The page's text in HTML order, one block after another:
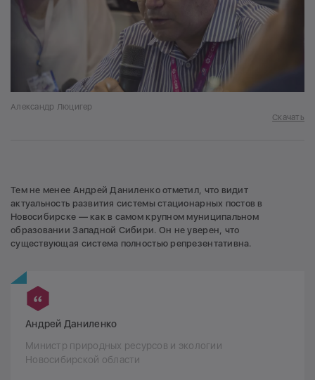
Александр Люцигер
Скачать
Тем не менее Андрей Даниленко отметил, что видит
актуальность развития системы стационарных постов в
Новосибирске — как в самом крупном муниципальном
образовании Западной Сибири. Он не уверен, что
существующая система полностью репрезентативна.
Андрей Даниленко
Министр природных ресурсов и экологии
Новосибирской области